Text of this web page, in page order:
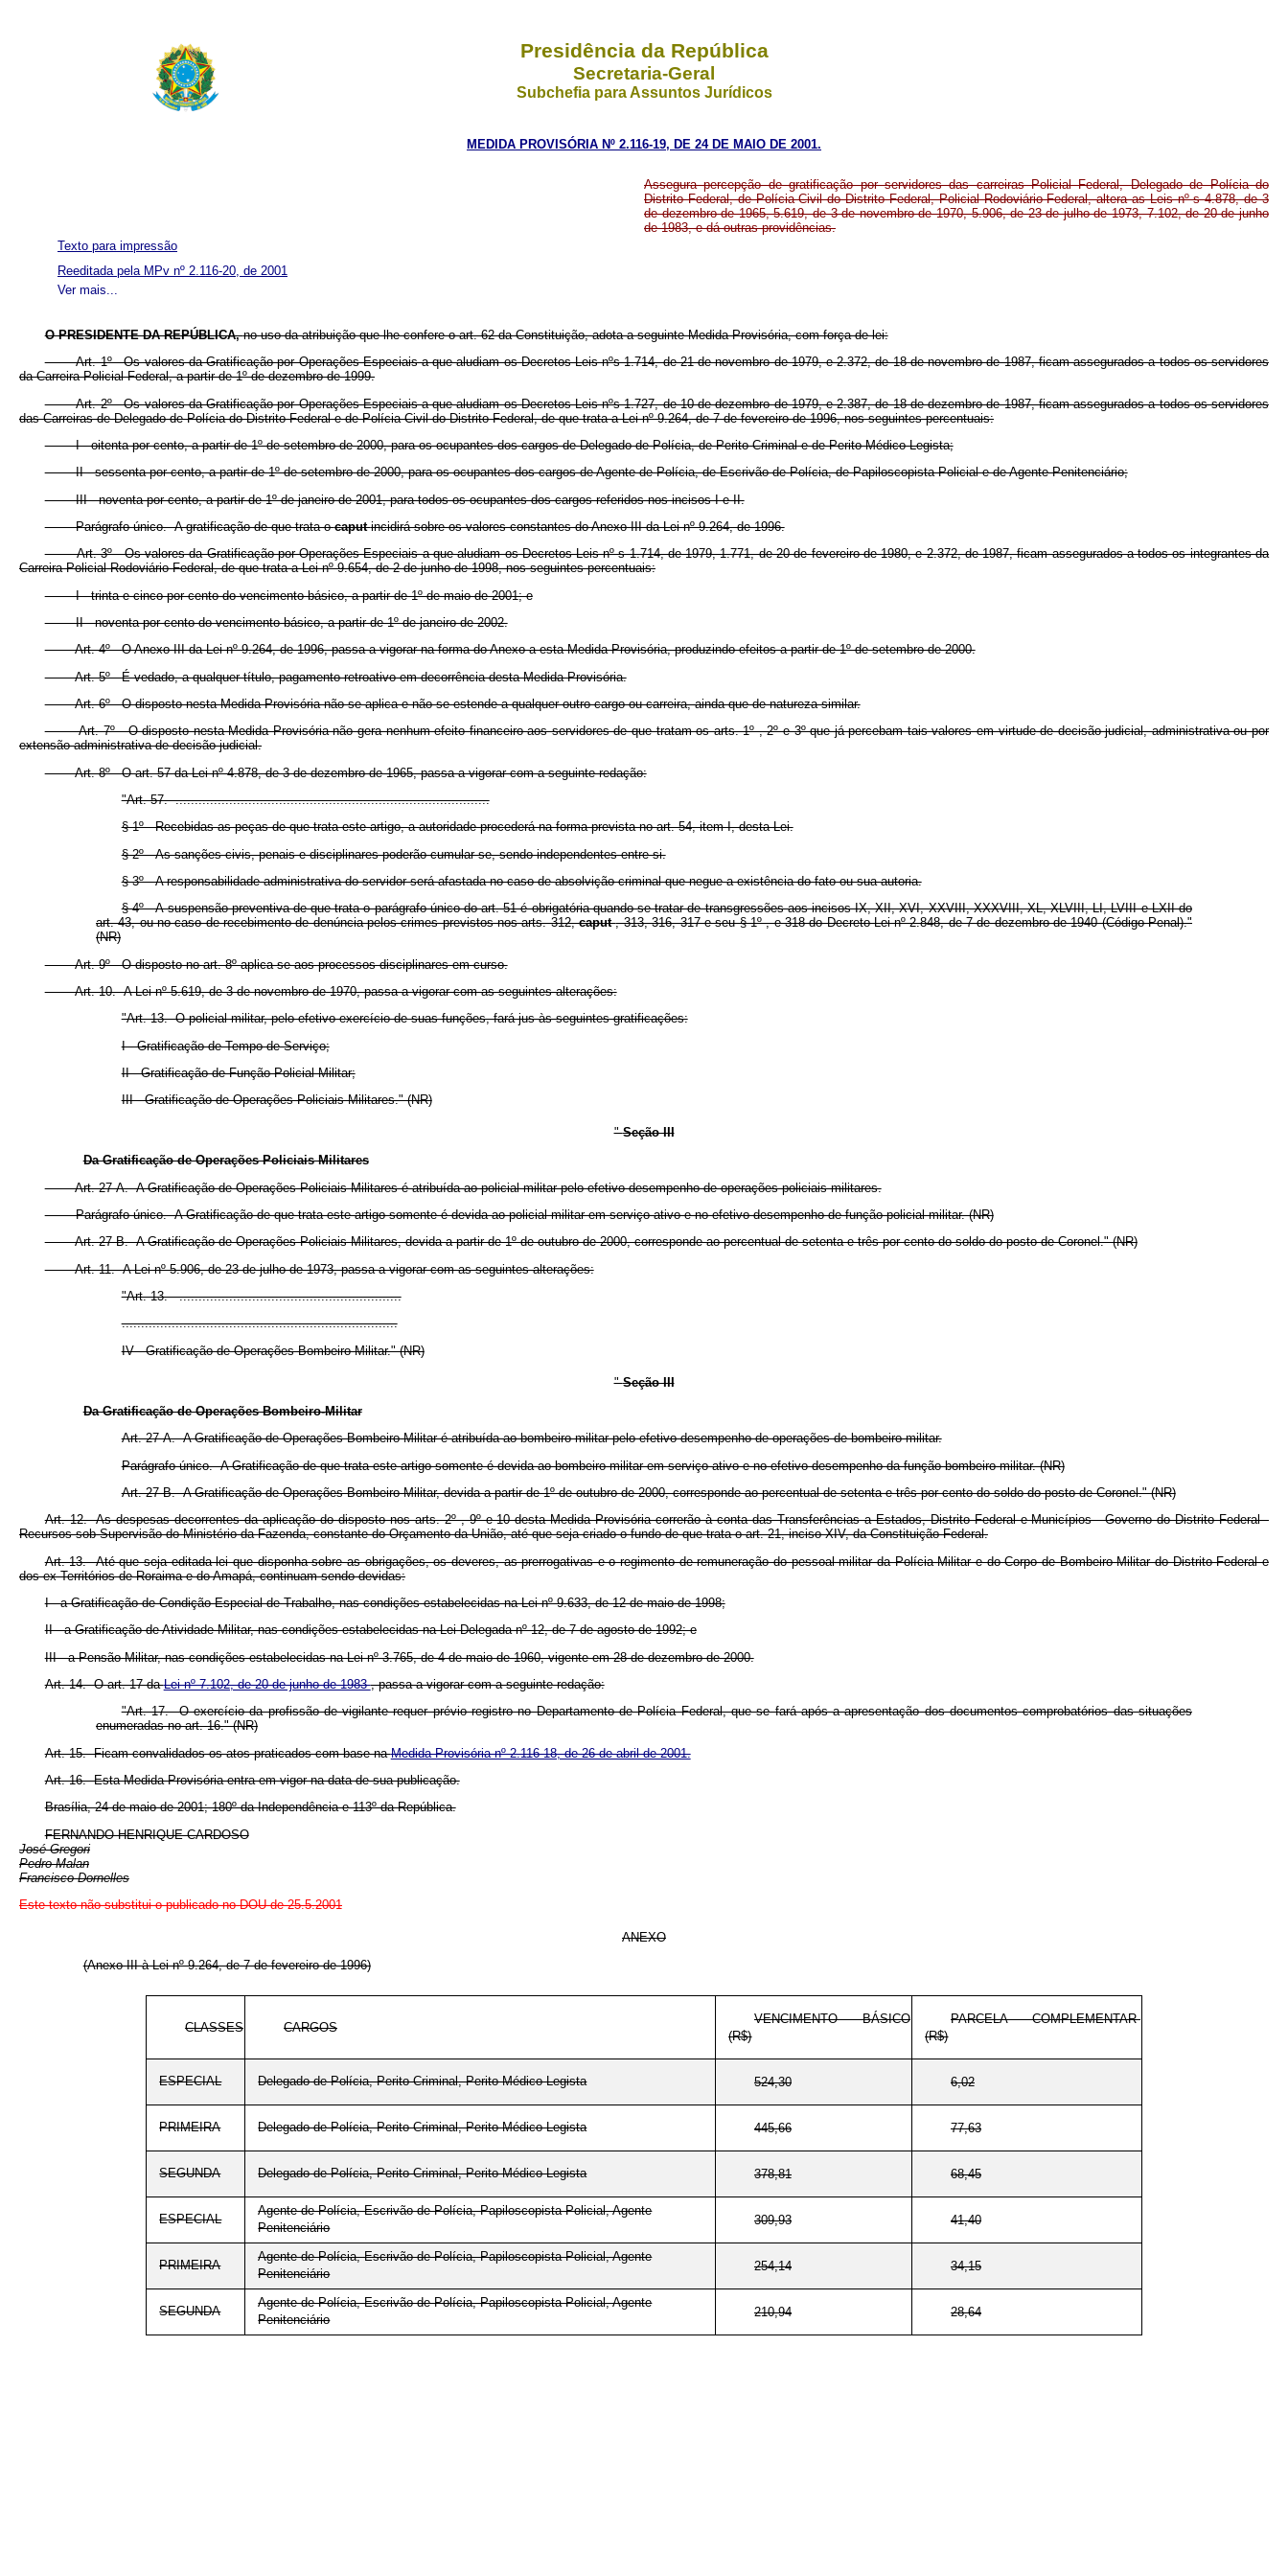
Presidência da República
Secretaria-Geral
Subchefia para Assuntos Jurídicos
MEDIDA PROVISÓRIA Nº 2.116-19, DE 24 DE MAIO DE 2001.
Assegura percepção de gratificação por servidores das carreiras Policial Federal, Delegado de Polícia do
Distrito Federal, de Polícia Civil do Distrito Federal, Policial Rodoviário Federal, altera as Leis nº s 4.878, de 3
de dezembro de 1965, 5.619, de 3 de novembro de 1970, 5.906, de 23 de julho de 1973, 7.102, de 20 de junho
de 1983, e dá outras providências.
Ver mais...
Texto para impressão
Reeditada pela MPv nº 2.116-20, de 2001
O PRESIDENTE DA REPÚBLICA,no uso da atribuição que lhe confere o art. 62 da Constituição, adota a seguinte Medida Provisória, com força de lei:
Art. 1º Os valores da Gratificação por Operações Especiais a que aludiam os Decretos-Leis nºs 1.714, de 21 de novembro de 1979, e 2.372, de 18 de novembro de 1987, ficam assegurados a todos os servidores
da Carreira Policial Federal, a partir de 1º de dezembro de 1999.
Art. 2º Os valores da Gratificação por Operações Especiais a que aludiam os Decretos-Leis nºs 1.727, de 10 de dezembro de 1979, e 2.387, de 18 de dezembro de 1987, ficam assegurados a todos os servidores
das Carreiras de Delegado de Polícia do Distrito Federal e de Polícia Civil do Distrito Federal, de que trata a Lei nº 9.264, de 7 de fevereiro de 1996, nos seguintes percentuais:
I - oitenta por cento, a partir de 1º de setembro de 2000, para os ocupantes dos cargos de Delegado de Polícia, de Perito Criminal e de Perito Médico-Legista;
II - sessenta por cento, a partir de 1º de setembro de 2000, para os ocupantes dos cargos de Agente de Polícia, de Escrivão de Polícia, de Papiloscopista Policial e de Agente Penitenciário;
III - noventa por cento, a partir de 1º de janeiro de 2001, para todos os ocupantes dos cargos referidos nos incisos I e II.
Parágrafo único. A gratificação de que trata ocaputincidirá sobre os valores constantes do Anexo III da Lei nº 9.264, de 1996.
Art. 3º Os valores da Gratificação por Operações Especiais a que aludiam os Decretos-Leis nº s 1.714, de 1979, 1.771, de 20 de fevereiro de 1980, e 2.372, de 1987, ficam assegurados a todos os integrantes da
Carreira Policial Rodoviário Federal, de que trata a Lei nº 9.654, de 2 de junho de 1998, nos seguintes percentuais:
I - trinta e cinco por cento do vencimento básico, a partir de 1º de maio de 2001; e
II - noventa por cento do vencimento básico, a partir de 1º de janeiro de 2002.
Art. 4º O Anexo III da Lei nº 9.264, de 1996, passa a vigorar na forma do Anexo a esta Medida Provisória, produzindo efeitos a partir de 1º de setembro de 2000.
Art. 5º É vedado, a qualquer título, pagamento retroativo em decorrência desta Medida Provisória.
Art. 6º O disposto nesta Medida Provisória não se aplica e não se estende a qualquer outro cargo ou carreira, ainda que de natureza similar.
Art. 7º O disposto nesta Medida Provisória não gera nenhum efeito financeiro aos servidores de que tratam os arts. 1º , 2º e 3º que já percebam tais valores em virtude de decisão judicial, administrativa ou por
extensão administrativa de decisão judicial.
Art. 8º O art. 57 da Lei nº 4.878, de 3 de dezembro de 1965, passa a vigorar com a seguinte redação:
"Art. 57. ..................................................................................
§ 1º Recebidas as peças de que trata este artigo, a autoridade procederá na forma prevista no art. 54, item I, desta Lei.
§ 2º As sanções civis, penais e disciplinares poderão cumular-se, sendo independentes entre si.
§ 3º A responsabilidade administrativa do servidor será afastada no caso de absolvição criminal que negue a existência do fato ou sua autoria.
§ 4º A suspensão preventiva de que trata o parágrafo único do art. 51 é obrigatória quando se tratar de transgressões aos incisos IX, XII, XVI, XXVIII, XXXVIII, XL, XLVIII, LI, LVIII e LXII do
art. 43, ou no caso de recebimento de denúncia pelos crimes previstos nos arts. 312,caput, 313, 316, 317 e seu § 1º , e 318 do Decreto-Lei nº 2.848, de 7 de dezembro de 1940 (Código Penal)."
(NR)
Art. 9º O disposto no art. 8º aplica-se aos processos disciplinares em curso.
Art. 10. A Lei nº 5.619, de 3 de novembro de 1970, passa a vigorar com as seguintes alterações:
"Art. 13. O policial militar, pelo efetivo exercício de suas funções, fará jus às seguintes gratificações:
I - Gratificação de Tempo de Serviço;
II - Gratificação de Função Policial Militar;
III - Gratificação de Operações Policiais Militares." (NR)
"Seção III
Da Gratificação de Operações Policiais Militares
Art. 27-A. A Gratificação de Operações Policiais Militares é atribuída ao policial militar pelo efetivo desempenho de operações policiais militares.
Parágrafo único. A Gratificação de que trata este artigo somente é devida ao policial militar em serviço ativo e no efetivo desempenho de função policial militar. (NR)
Art. 27-B. A Gratificação de Operações Policiais Militares, devida a partir de 1º de outubro de 2000, corresponde ao percentual de setenta e três por cento do soldo do posto de Coronel." (NR)
Art. 11. A Lei nº 5.906, de 23 de julho de 1973, passa a vigorar com as seguintes alterações:
"Art. 13. ..........................................................
........................................................................
IV - Gratificação de Operações Bombeiro-Militar." (NR)
"Seção III
Da Gratificação de Operações Bombeiro-Militar
Art. 27-A. A Gratificação de Operações Bombeiro-Militar é atribuída ao bombeiro-militar pelo efetivo desempenho de operações de bombeiro-militar.
Parágrafo único. A Gratificação de que trata este artigo somente é devida ao bombeiro-militar em serviço ativo e no efetivo desempenho da função bombeiro-militar. (NR)
Art. 27-B. A Gratificação de Operações Bombeiro-Militar, devida a partir de 1º de outubro de 2000, corresponde ao percentual de setenta e três por cento do soldo do posto de Coronel." (NR)
Art. 12. As despesas decorrentes da aplicação do disposto nos arts. 2º , 9º e 10 desta Medida Provisória correrão à conta das Transferências a Estados, Distrito Federal e Municípios - Governo do Distrito Federal -
Recursos sob Supervisão do Ministério da Fazenda, constante do Orçamento da União, até que seja criado o fundo de que trata o art. 21, inciso XIV, da Constituição Federal.
Art. 13. Até que seja editada lei que disponha sobre as obrigações, os deveres, as prerrogativas e o regimento de remuneração do pessoal militar da Polícia Militar e do Corpo de Bombeiro Militar do Distrito Federal e
dos ex-Territórios de Roraima e do Amapá, continuam sendo devidas:
I - a Gratificação de Condição Especial de Trabalho, nas condições estabelecidas na Lei nº 9.633, de 12 de maio de 1998;
II - a Gratificação de Atividade Militar, nas condições estabelecidas na Lei Delegada nº 12, de 7 de agosto de 1992; e
III - a Pensão Militar, nas condições estabelecidas na Lei nº 3.765, de 4 de maio de 1960, vigente em 28 de dezembro de 2000.
Art. 14. O art. 17 daLei nº 7.102, de 20 de junho de 1983, passa a vigorar com a seguinte redação:
"Art. 17. O exercício da profissão de vigilante requer prévio registro no Departamento de Polícia Federal, que se fará após a apresentação dos documentos comprobatórios das situações
enumeradas no art. 16." (NR)
Art. 15. Ficam convalidados os atos praticados com base naMedida Provisória nº 2.116-18, de 26 de abril de 2001.
Art. 16. Esta Medida Provisória entra em vigor na data de sua publicação.
Brasília, 24 de maio de 2001; 180º da Independência e 113º da República.
FERNANDO HENRIQUE CARDOSO
José Gregori
Pedro Malan
Francisco Dornelles
Este texto não substitui o publicado no DOU de 25.5.2001
ANEXO
(Anexo III à Lei nº 9.264, de 7 de fevereiro de 1996)
CLASSES CARGOS
VENCIMENTO BÁSICO
(R$)
PARCELA COMPLEMENTAR
(R$)
ESPECIAL Delegado de Polícia, Perito Criminal, Perito Médico-Legista 524,30 6,02
PRIMEIRA Delegado de Polícia, Perito Criminal, Perito Médico-Legista 445,66 77,63
SEGUNDA Delegado de Polícia, Perito Criminal, Perito Médico-Legista 378,81 68,45
ESPECIAL
Agente de Polícia, Escrivão de Polícia, Papiloscopista Policial, Agente
Penitenciário
309,93 41,40
PRIMEIRA
Agente de Polícia, Escrivão de Polícia, Papiloscopista Policial, Agente
Penitenciário
254,14 34,15
SEGUNDA
Agente de Polícia, Escrivão de Polícia, Papiloscopista Policial, Agente
Penitenciário
210,94 28,64